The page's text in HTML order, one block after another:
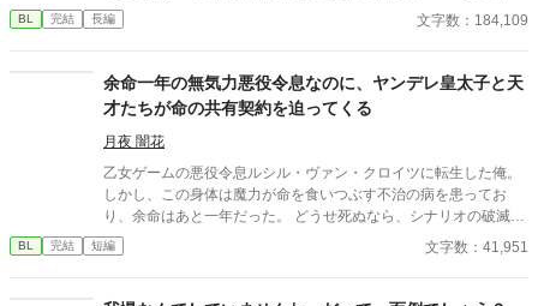
好きになるって言ったのに、嘘つき」 元娼夫で現魔術師であるエ
ディことサラは五年ぶりに祖国・ファルンに帰国した。しかし暫
るロイ・オークランスの使者が元帥命令を掲げてサラの元へやっ
てくる。 ロイ・オークランスの名を知らぬ者は世界でもそうそう
いない。魔族の血を引くロイは人間から畏怖を大いに集めながら
も、大将として国防戦争に打ち勝ち、たった二十九歳で大元帥と
は、五年前に最愛の妻を亡くしたロイを、魔族への本能的な恐怖
を感じないサラが慰めろというものだった。 ロイは妻であるリ
ネ・オークランスを亡くし、悲しみに苛まれている。あまりの辛
さで『奥様』に関する記憶すら忘却してしまったらしい。半ば強
BL 完結 長編 文字数：184,109
余命一年の無気力悪役令息なのに、ヤンデレ皇太子と天
才たちが命の共有契約を迫ってくる
月夜 闇花
乙女ゲームの悪役令息ルシル・ヴァン・クロイツに転生した俺。
しかし、この身体は魔力が命を食いつぶす不治の病を患ってお
り、余命はあと一年だった。 どうせ死ぬなら、シナリオの破滅フ
ラグを回避し、誰の記憶にも残らず静かに消え去りたい。 そう願
って王太子アルフレッドに婚約破棄を申し出た。 ――だが、それ
るで死人のようだ。……婚約の破棄は認めない」 何も望まず、た
BL 完結 短編 文字数：41,951